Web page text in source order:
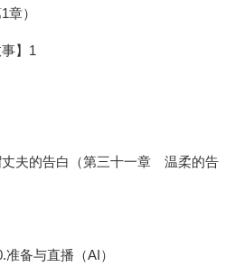
章）
】1
丈夫的告白（第三十一章 温柔的告
准备与直播（AI）